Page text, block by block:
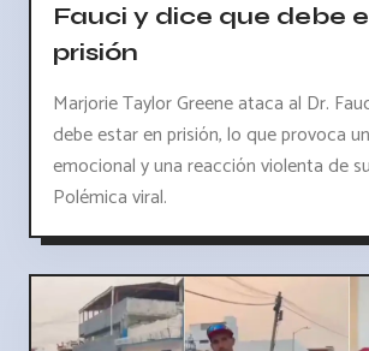
Fauci y dice que debe
prisión
Marjorie Taylor Greene ataca al Dr.
debe estar en prisión, lo que provoca
emocional y una reacción violenta de
Polémica viral.